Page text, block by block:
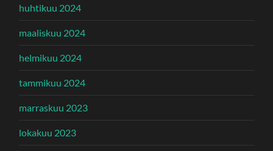
huhtikuu 2024
maaliskuu 2024
helmikuu 2024
tammikuu 2024
marraskuu 2023
lokakuu 2023